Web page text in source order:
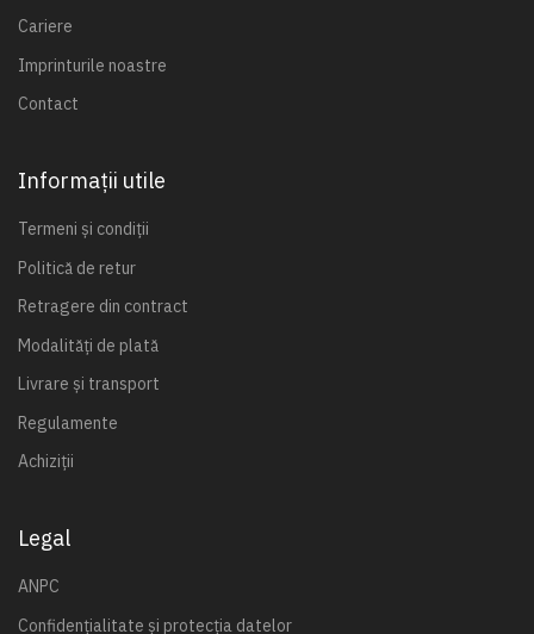
Cariere
Imprinturile noastre
Contact
Informații utile
Termeni și condiții
Politică de retur
Retragere din contract
Modalități de plată
Livrare și transport
Regulamente
Achiziții
Legal
ANPC
Confidențialitate și protecția datelor